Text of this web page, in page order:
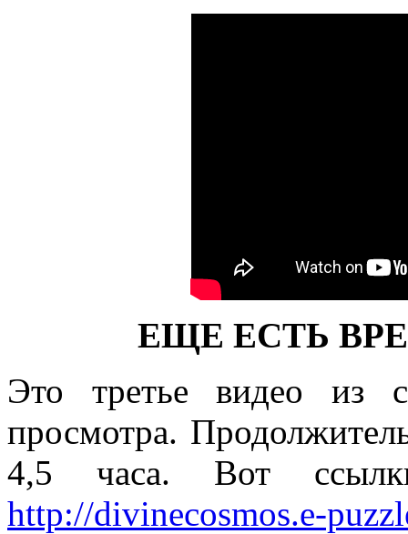
ЕЩЕ ЕСТЬ
Это третье видео из
просмотра.
4,5 часа. Вот
http://divinecosmos.e-